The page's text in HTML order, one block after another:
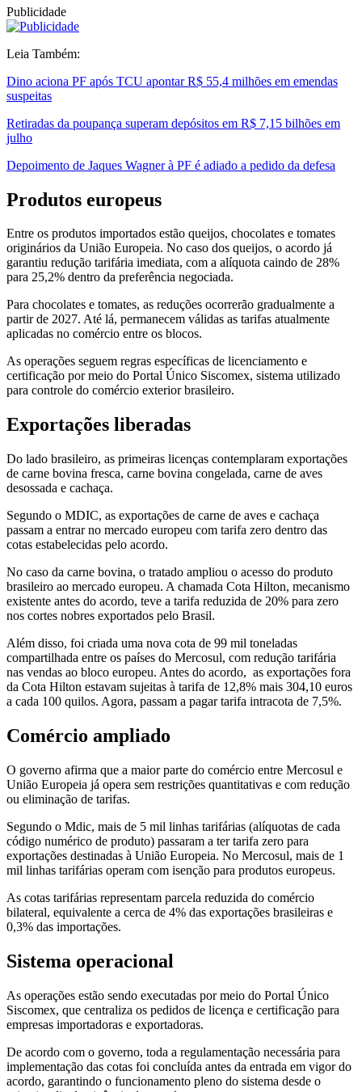
Publicidade
Leia Também:
Dino aciona PF após TCU apontar R$ 55,4 milhões em emendas
suspeitas
Retiradas da poupança superam depósitos em R$ 7,15 bilhões em
julho
Depoimento de Jaques Wagner à PF é adiado a pedido da defesa
Produtos europeus
Entre os produtos importados estão queijos, chocolates e tomates
originários da União Europeia. No caso dos queijos, o acordo já
garantiu redução tarifária imediata, com a alíquota caindo de 28%
para 25,2% dentro da preferência negociada.
Para chocolates e tomates, as reduções ocorrerão gradualmente a
partir de 2027. Até lá, permanecem válidas as tarifas atualmente
aplicadas no comércio entre os blocos.
As operações seguem regras específicas de licenciamento e
certificação por meio do Portal Único Siscomex, sistema utilizado
para controle do comércio exterior brasileiro.
Exportações liberadas
Do lado brasileiro, as primeiras licenças contemplaram exportações
de carne bovina fresca, carne bovina congelada, carne de aves
desossada e cachaça.
Segundo o MDIC, as exportações de carne de aves e cachaça
passam a entrar no mercado europeu com tarifa zero dentro das
cotas estabelecidas pelo acordo.
No caso da carne bovina, o tratado ampliou o acesso do produto
brasileiro ao mercado europeu. A chamada Cota Hilton, mecanismo
existente antes do acordo, teve a tarifa reduzida de 20% para zero
nos cortes nobres exportados pelo Brasil.
Além disso, foi criada uma nova cota de 99 mil toneladas
compartilhada entre os países do Mercosul, com redução tarifária
nas vendas ao bloco europeu. Antes do acordo, as exportações fora
da Cota Hilton estavam sujeitas à tarifa de 12,8% mais 304,10 euros
a cada 100 quilos. Agora, passam a pagar tarifa intracota de 7,5%.
Comércio ampliado
O governo afirma que a maior parte do comércio entre Mercosul e
União Europeia já opera sem restrições quantitativas e com redução
ou eliminação de tarifas.
Segundo o Mdic, mais de 5 mil linhas tarifárias (alíquotas de cada
código numérico de produto) passaram a ter tarifa zero para
exportações destinadas à União Europeia. No Mercosul, mais de 1
mil linhas tarifárias operam com isenção para produtos europeus.
As cotas tarifárias representam parcela reduzida do comércio
bilateral, equivalente a cerca de 4% das exportações brasileiras e
0,3% das importações.
Sistema operacional
As operações estão sendo executadas por meio do Portal Único
Siscomex, que centraliza os pedidos de licença e certificação para
empresas importadoras e exportadoras.
De acordo com o governo, toda a regulamentação necessária para
implementação das cotas foi concluída antes da entrada em vigor do
acordo, garantindo o funcionamento pleno do sistema desde o